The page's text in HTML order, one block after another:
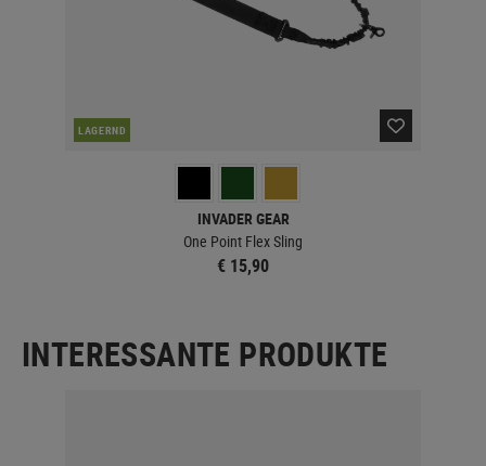
LAGERND
INVADER GEAR
One Point Flex Sling
€ 15,90
INTERESSANTE PRODUKTE